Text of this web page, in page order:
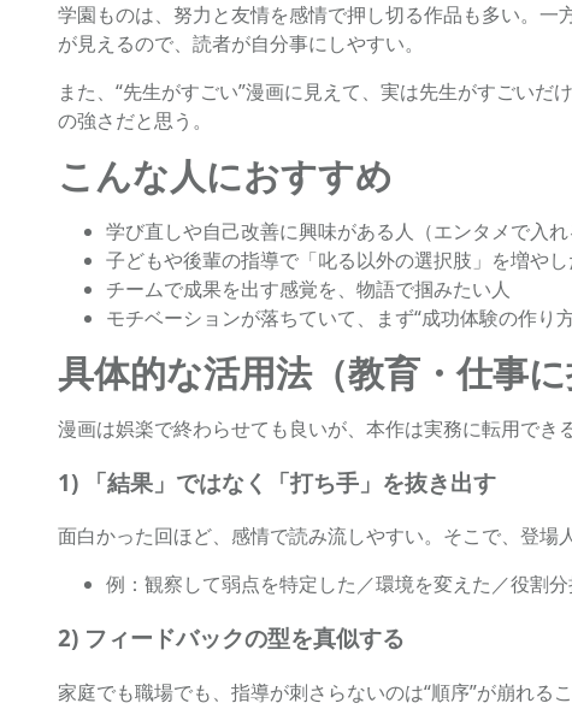
学園ものは、努力と友情を感情で押し切る作品も多い。一
が見えるので、読者が自分事にしやすい。
また、“先生がすごい”漫画に見えて、実は先生がすごい
の強さだと思う。
こんな人におすすめ
学び直しや自己改善に興味がある人（エンタメで入れ
子どもや後輩の指導で「叱る以外の選択肢」を増やし
チームで成果を出す感覚を、物語で掴みたい人
モチベーションが落ちていて、まず“成功体験の作り
具体的な活用法（教育・仕事に
漫画は娯楽で終わらせても良いが、本作は実務に転用でき
1) 「結果」ではなく「打ち手」を抜き出す
面白かった回ほど、感情で読み流しやすい。そこで、登場
例：観察して弱点を特定した／環境を変えた／役割
2) フィードバックの型を真似する
家庭でも職場でも、指導が刺さらないのは“順序”が崩れるこ